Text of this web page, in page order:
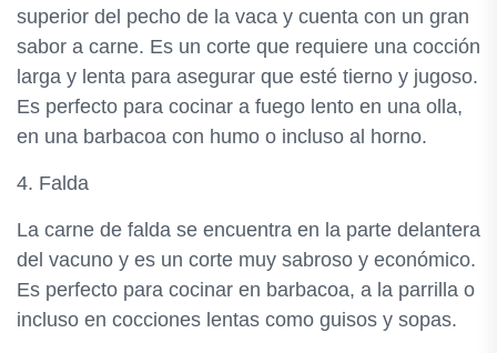
superior del pecho de la vaca y cuenta con un gran
sabor a carne. Es un corte que requiere una cocción
larga y lenta para asegurar que esté tierno y jugoso.
Es perfecto para cocinar a fuego lento en una olla,
en una barbacoa con humo o incluso al horno.
4. Falda
La carne de falda se encuentra en la parte delantera
del vacuno y es un corte muy sabroso y económico.
Es perfecto para cocinar en barbacoa, a la parrilla o
incluso en cocciones lentas como guisos y sopas.